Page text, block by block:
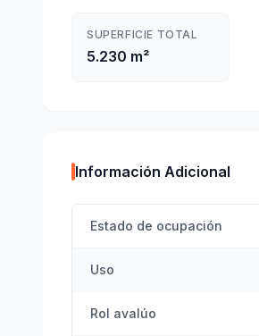
SUPERFICIE TOTAL
5.230 m²
Información Adicional
Estado de ocupación
Uso
Rol avalúo